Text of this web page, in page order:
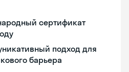
сертификат
подход для
барьера